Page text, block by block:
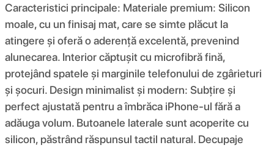
Caracteristici principale: Materiale premium: Silicon
moale, cu un finisaj mat, care se simte plăcut la
atingere și oferă o aderență excelentă, prevenind
alunecarea. Interior căptușit cu microfibră fină,
protejând spatele și marginile telefonului de zgârieturi
și șocuri. Design minimalist și modern: Subțire și
perfect ajustată pentru a îmbrăca iPhone-ul fără a
adăuga volum. Butoanele laterale sunt acoperite cu
silicon, păstrând răspunsul tactil natural. Decupaje